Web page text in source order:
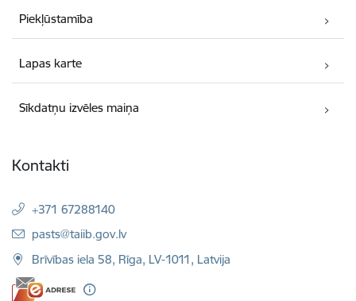
Piekļūstamība
Lapas karte
Sīkdatņu izvēles maiņa
Kontakti
+371 67288140
E-pasts:
pasts@taiib.gov.lv
Brīvības iela 58, Rīga, LV-1011, Latvija